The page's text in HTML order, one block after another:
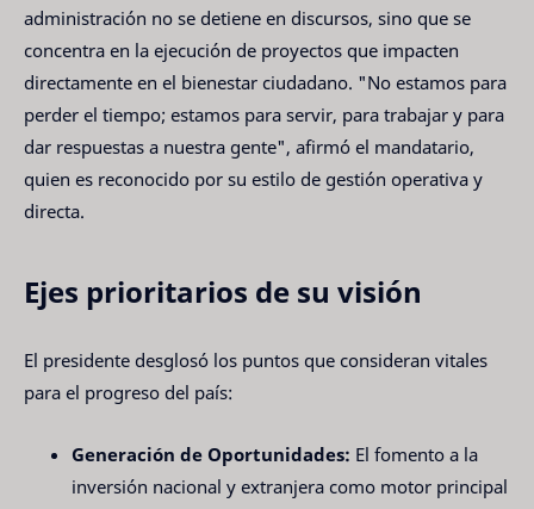
administración no se detiene en discursos, sino que se
concentra en la ejecución de proyectos que impacten
directamente en el bienestar ciudadano. "No estamos para
perder el tiempo; estamos para servir, para trabajar y para
dar respuestas a nuestra gente", afirmó el mandatario,
quien es reconocido por su estilo de gestión operativa y
directa.
Ejes prioritarios de su visión
El presidente desglosó los puntos que consideran vitales
para el progreso del país:
Generación de Oportunidades: El fomento a la
inversión nacional y extranjera como motor principal